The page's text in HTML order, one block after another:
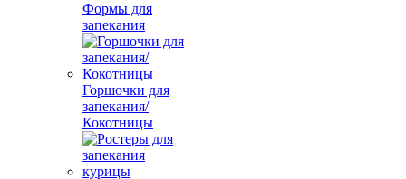
Формы для
запекания
Горшочки для
запекания/
Кокотницы